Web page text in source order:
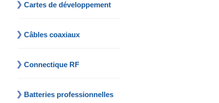
Cartes de développement
Câbles coaxiaux
Connectique RF
Batteries professionnelles